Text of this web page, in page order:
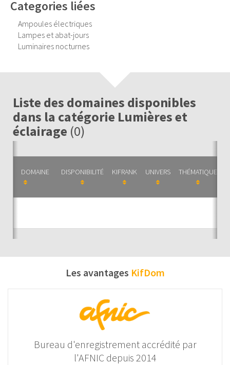
Categories liées
Ampoules électriques
Lampes et abat-jours
Luminaires nocturnes
Liste des domaines disponibles
dans la catégorie Lumières et
éclairage (0)
DOMAINE DISPONIBILITÉ KIFRANK UNIVERS THÉMATIQUE
Les avantages KifDom
Bureau d'enregistrement accrédité par
l'AFNIC depuis 2014